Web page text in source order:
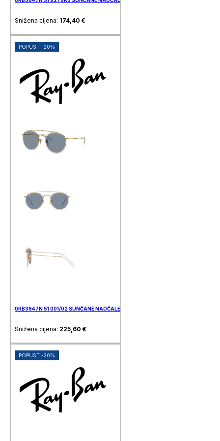
Snižena cijena: 174,40 €
POPUST -20%
0RB3647N 51 001/02 SUNČANE NAOČALE RAY BAN
Snižena cijena: 225,60 €
POPUST -20%